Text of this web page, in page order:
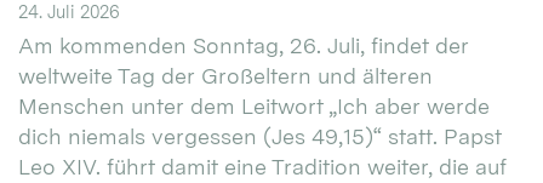
24. Juli 2026
Am kommenden Sonntag, 26. Juli, findet der
weltweite Tag der Großeltern und älteren
Menschen unter dem Leitwort „Ich aber werde
dich niemals vergessen (Jes 49,15)“ statt. Papst
Leo XIV. führt damit eine Tradition weiter, die auf